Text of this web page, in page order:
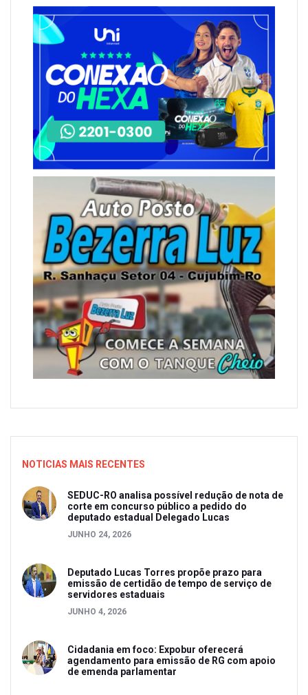
NOTICIAS MAIS RECENTES
SEDUC-RO analisa possível redução de nota de
corte em concurso público a pedido do
deputado estadual Delegado Lucas
JUNHO 24, 2026
Deputado Lucas Torres propõe prazo para
emissão de certidão de tempo de serviço de
servidores estaduais
JUNHO 4, 2026
Cidadania em foco: Expobur oferecerá
agendamento para emissão de RG com apoio
de emenda parlamentar